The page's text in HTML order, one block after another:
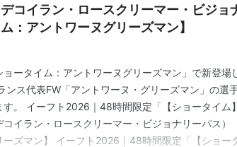
コイラン・ロースクリーマー・ビジョ
：アントワーヌグリーズマン】
ータイム：アントワーヌグリーズマン」で新登場
ンス代表FW「アントワーヌ・グリーズマン」の選
。 イーフト2026｜48時間限定「【ショータイム
イラン・ロースクリーマー・ビジョナリーパス）
ーズマン】 イーフト2026｜48時間限定「【ショー